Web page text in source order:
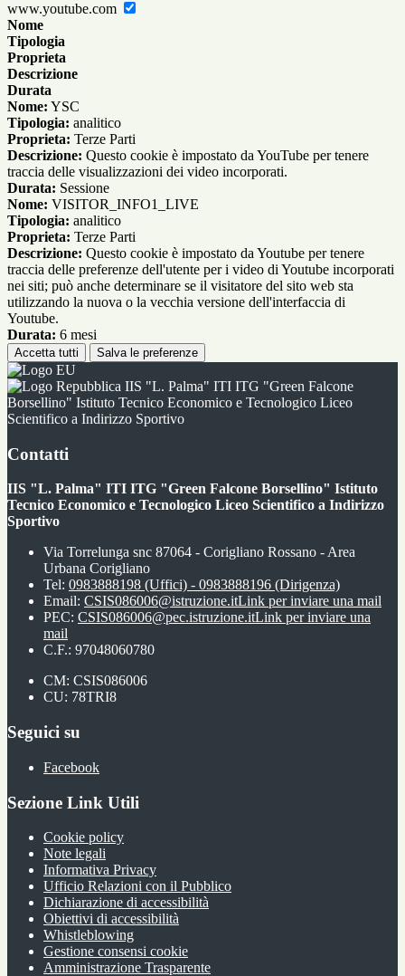
www.youtube.com
Nome
Tipologia
Proprieta
Descrizione
Durata
Nome: YSC
Tipologia: analitico
Proprieta: Terze Parti
Descrizione: Questo cookie è impostato da YouTube per tenere
traccia delle visualizzazioni dei video incorporati.
Durata: Sessione
Nome: VISITOR_INFO1_LIVE
Tipologia: analitico
Proprieta: Terze Parti
Descrizione: Questo cookie è impostato da Youtube per tenere
traccia delle preferenze dell'utente per i video di Youtube incorporati
nei siti; può anche determinare se il visitatore del sito web sta
utilizzando la nuova o la vecchia versione dell'interfaccia di
Youtube.
Durata: 6 mesi
Accetta tutti Salva le preferenze
IIS "L. Palma" ITI ITG "Green Falcone
Borsellino" Istituto Tecnico Economico e Tecnologico Liceo
Scientifico a Indirizzo Sportivo
Contatti
IIS "L. Palma" ITI ITG "Green Falcone Borsellino" Istituto
Tecnico Economico e Tecnologico Liceo Scientifico a Indirizzo
Sportivo
Via Torrelunga snc 87064 - Corigliano Rossano - Area
Urbana Corigliano
Tel: 0983888198 (Uffici) - 0983888196 (Dirigenza)
Email: CSIS086006@istruzione.itLink per inviare una mail
PEC: CSIS086006@pec.istruzione.itLink per inviare una
mail
C.F.: 97048060780
CM: CSIS086006
CU: 78TRI8
Seguici su
Facebook
Sezione Link Utili
Cookie policy
Note legali
Informativa Privacy
Ufficio Relazioni con il Pubblico
Dichiarazione di accessibilità
Obiettivi di accessibilità
Whistleblowing
Gestione consensi cookie
Amministrazione Trasparente